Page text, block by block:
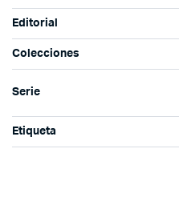
Editorial
Colecciones
Serie
Etiqueta